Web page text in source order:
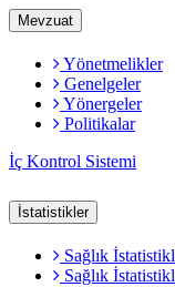
Mevzuat
Yönetmelikler
Genelgeler
Yönergeler
Politikalar
İç Kontrol Sistemi
İstatistikler
Sağlık
Sağlık